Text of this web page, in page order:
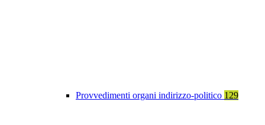
Provvedimenti organi indirizzo-politico 129